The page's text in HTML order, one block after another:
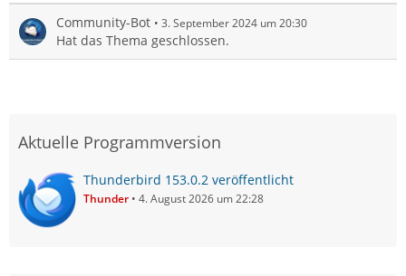
Community-Bot 3. September 2024 um 20:30
Hat das Thema geschlossen.
Aktuelle Programmversion
Thunderbird 153.0.2 veröffentlicht
Thunder 4. August 2026 um 22:28